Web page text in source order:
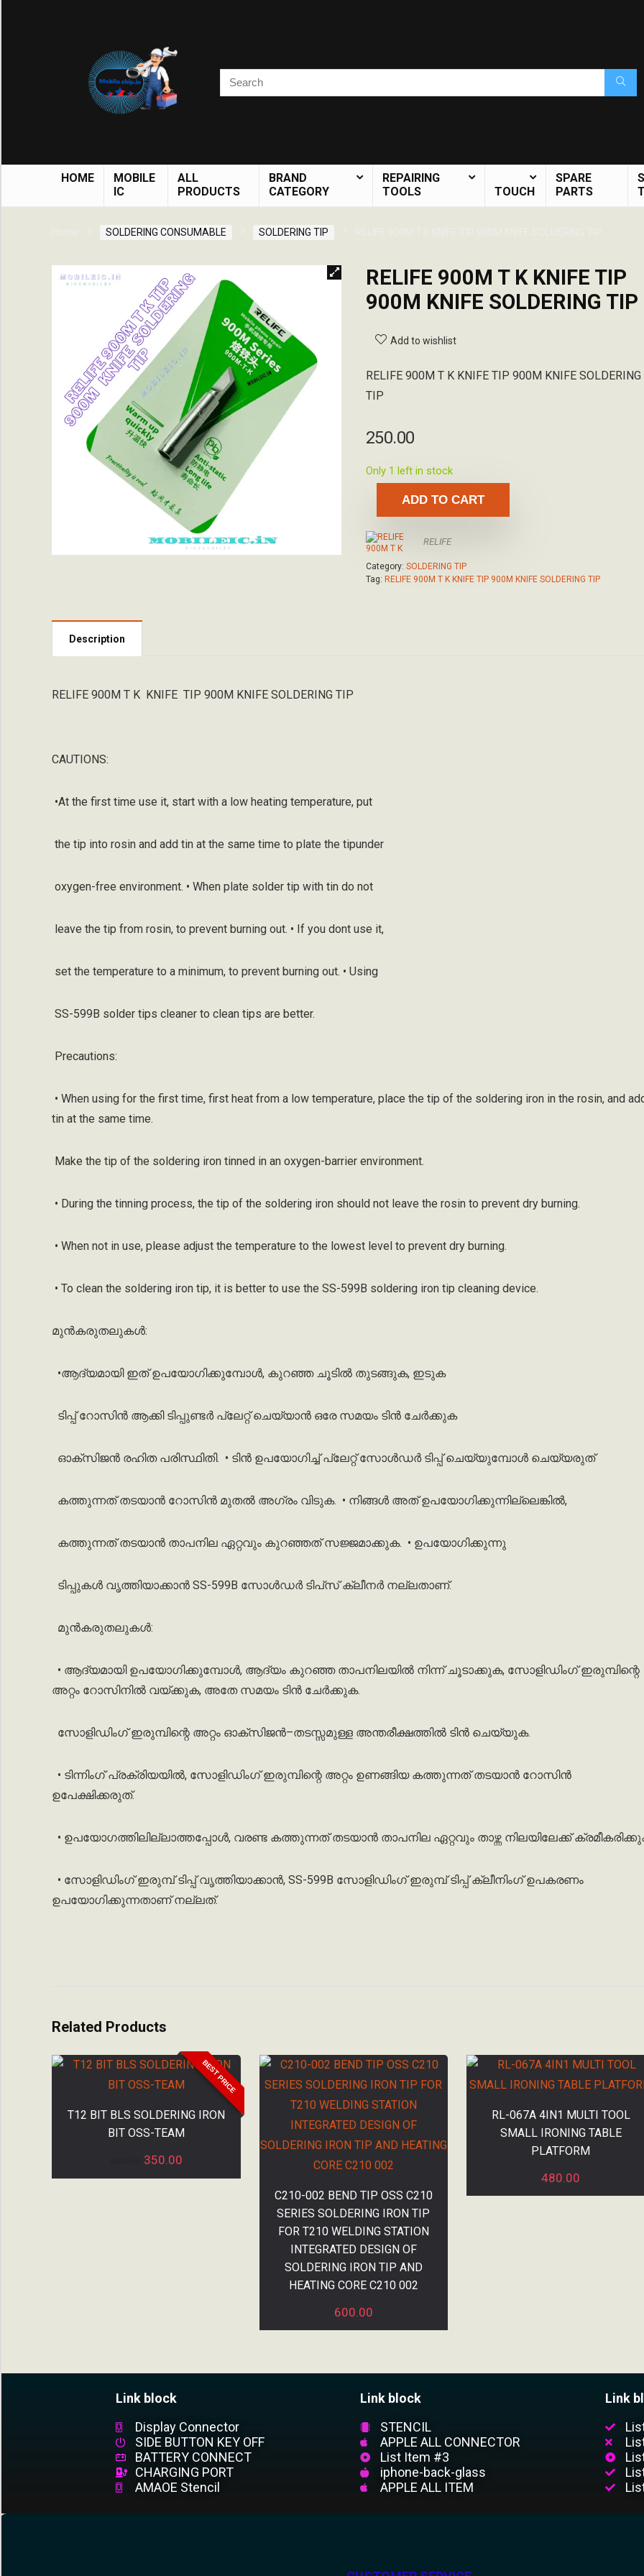
HOME
MOBILE
IC
ALL
PRODUCTS
BRAND
CATEGORY
REPAIRING
TOOLS
TOUCH
SPARE
PARTS
SOLDERING CONSUMABLE SOLDERING TIP
RELIFE 900M T K KNIFE TIP
900M KNIFE SOLDERING TIP
Add to wishlist
RELIFE 900M T K KNIFE TIP 900M KNIFE SOLDERING
TIP
250.00
Only 1 left in stock
ADD TO CART
RELIFE
Category: SOLDERING TIP
Tag: RELIFE 900M T K KNIFE TIP 900M KNIFE SOLDERING TIP
Description
RELIFE 900M T K KNIFE TIP 900M KNIFE SOLDERING TIP
CAUTIONS:
•At the first time use it, start with a low heating temperature, put
the tip into rosin and add tin at the same time to plate the tipunder
oxygen-free environment. • When plate solder tip with tin do not
leave the tip from rosin, to prevent burning out. • If you dont use it,
set the temperature to a minimum, to prevent burning out. • Using
SS-599B solder tips cleaner to clean tips are better.
Precautions:
• When using for the first time, first heat from a low temperature, place the tip of the soldering iron in the rosin, and
tin at the same time.
Make the tip of the soldering iron tinned in an oxygen-barrier environment.
• During the tinning process, the tip of the soldering iron should not leave the rosin to prevent dry burning.
• When not in use, please adjust the temperature to the lowest level to prevent dry burning.
• To clean the soldering iron tip, it is better to use the SS-599B soldering iron tip cleaning device.
മുൻകരുതലുകൾ:
•ആദ്യമായി ഇത് ഉപയോഗിക്കുമ്പോൾ, കുറഞ്ഞ ചൂടിൽ തുടങ്ങുക, ഇടുക
ടിപ്പ് റോസിൻ ആക്കി ടിപ്പുണ്ടർ പ്ലേറ്റ് ചെയ്യാൻ ഒരേ സമയം ടിൻ ചേർക്കുക
ഓക്സിജൻ രഹിത പരിസ്ഥിതി. • ടിൻ ഉപയോഗിച്ച് പ്ലേറ്റ് സോൾഡർ ടിപ്പ് ചെയ്യുമ്പോൾ ചെയ്യരുത്
കത്തുന്നത് തടയാൻ റോസിൻ മുതൽ അഗ്രം വിടുക. • നിങ്ങൾ അത് ഉപയോഗിക്കുന്നില്ലെങ്കിൽ,
കത്തുന്നത് തടയാൻ താപനില ഏറ്റവും കുറഞ്ഞത് സജ്ജമാക്കുക. • ഉപയോഗിക്കുന്നു
ടിപ്പുകൾ വൃത്തിയാക്കാൻ SS-599B സോൾഡർ ടിപ്‌സ് ക്ലീനർ നല്ലതാണ്.
മുൻകരുതലുകൾ:
• ആദ്യമായി ഉപയോഗിക്കുമ്പോൾ, ആദ്യം കുറഞ്ഞ താപനിലയിൽ നിന്ന് ചൂടാക്കുക, സോളിഡിംഗ് ഇരുമ്പിന്റെ
അറ്റം റോസിനിൽ വയ്ക്കുക, അതേ സമയം ടിൻ ചേർക്കുക.
സോളിഡിംഗ് ഇരുമ്പിന്റെ അറ്റം ഓക്സിജൻ–തടസ്സമുള്ള അന്തരീക്ഷത്തിൽ ടിൻ ചെയ്യുക.
• ടിന്നിംഗ് പ്രക്രിയയിൽ, സോളിഡിംഗ് ഇരുമ്പിന്റെ അറ്റം ഉണങ്ങിയ കത്തുന്നത് തടയാൻ റോസിൻ
ഉപേക്ഷിക്കരുത്.
• ഉപയോഗത്തിലില്ലാത്തപ്പോൾ, വരണ്ട കത്തുന്നത് തടയാൻ താപനില ഏറ്റവും താഴ്ന്ന നിലയിലേക്ക്
• സോളിഡിംഗ് ഇരുമ്പ് ടിപ്പ് വൃത്തിയാക്കാൻ, SS-599B സോളിഡിംഗ് ഇരുമ്പ് ടിപ്പ് ക്ലീനിംഗ് ഉപകരണം
ഉപയോഗിക്കുന്നതാണ് നല്ലത്.
Related Products
BEST PRICE
T12 BIT BLS SOLDERING IRON
BIT OSS-TEAM
350.00
C210-002 BEND TIP OSS C210
SERIES SOLDERING IRON TIP
FOR T210 WELDING STATION
INTEGRATED DESIGN OF
SOLDERING IRON TIP AND
HEATING CORE C210 002
600.00
RL-067A 4IN1 MULTI TOOL
SMALL IRONING TABLE
PLATFORM
480.00
Link block
Display Connector
SIDE BUTTON KEY OFF
BATTERY CONNECT
CHARGING PORT
AMAOE Stencil
Link block
STENCIL
APPLE ALL CONNECTOR
List Item #3
iphone-back-glass
APPLE ALL ITEM
Link